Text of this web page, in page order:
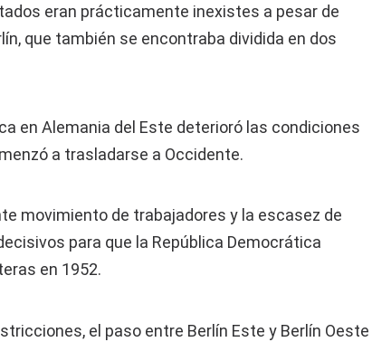
eran prácticamente inexistes a pesar de
que también se encontraba dividida en dos
en Alemania del Este deterioró las condiciones
a trasladarse a Occidente.
movimiento de trabajadores y la escasez de
para que la República Democrática
en 1952.
el paso entre Berlín Este y Berlín Oeste